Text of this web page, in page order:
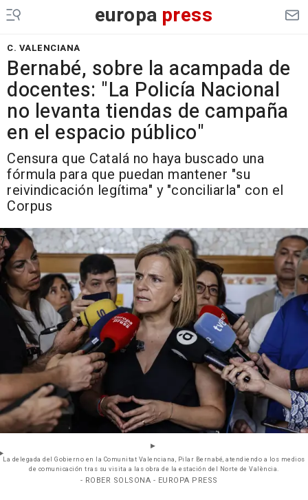
europa press
C. VALENCIANA
Bernabé, sobre la acampada de
docentes: "La Policía Nacional
no levanta tiendas de campaña
en el espacio público"
Censura que Catalá no haya buscado una
fórmula para que puedan mantener "su
reivindicación legítima" y "conciliarla" con el
Corpus
La delegada del Gobierno en la Comunitat Valenciana, Pilar Bernabé, atendiendo a los medios
de comunicación tras su visita a las obra de la estación del Norte de València.
- ROBER SOLSONA - EUROPA PRESS